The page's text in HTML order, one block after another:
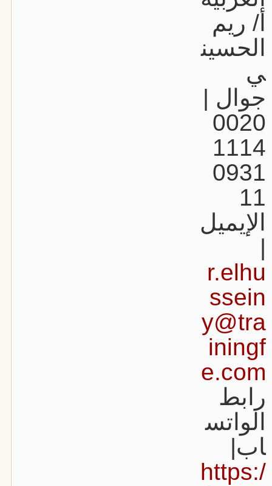
أ/ ريم
الحسين
ي
جوال |
0020
1114
0931
11
الإيميل
|
r.elhu
ssein
y@tra
iningf
e.com
رابط
الواتس
اب|
https:/